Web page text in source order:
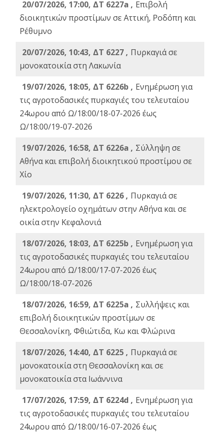
20/07/2026, 17:00, ΔΤ 6227a , Επιβολή
διοικητικών προστίμων σε Αττική, Ροδόπη και
Ρέθυμνο
20/07/2026, 10:43, ΔΤ 6227 , Πυρκαγιά σε
μονοκατοικία στη Λακωνία
19/07/2026, 18:05, ΔΤ 6226b , Ενημέρωση για
τις αγροτοδασικές πυρκαγιές του τελευταίου
24ωρου από Ω/18:00/18-07-2026 έως
Ω/18:00/19-07-2026
19/07/2026, 16:58, ΔΤ 6226a , Σύλληψη σε
Αθήνα και επιβολή διοικητικού προστίμου σε
Χίο
19/07/2026, 11:30, ΔΤ 6226 , Πυρκαγιά σε
ηλεκτρολογείο οχημάτων στην Αθήνα και σε
οικία στην Κεφαλονιά
18/07/2026, 18:03, ΔΤ 6225b , Ενημέρωση για
τις αγροτοδασικές πυρκαγιές του τελευταίου
24ωρου από Ω/18:00/17-07-2026 έως
Ω/18:00/18-07-2026
18/07/2026, 16:59, ΔT 6225a , Συλλήψεις και
επιβολή διοικητικών προστίμων σε
Θεσσαλονίκη, Φθιώτιδα, Κω και Φλώρινα
18/07/2026, 14:40, ΔΤ 6225 , Πυρκαγιά σε
μονοκατοικία στη Θεσσαλονίκη και σε
μονοκατοικία στα Ιωάννινα
17/07/2026, 17:59, ΔΤ 6224d , Ενημέρωση για
τις αγροτοδασικές πυρκαγιές του τελευταίου
24ωρου από Ω/18:00/16-07-2026 έως